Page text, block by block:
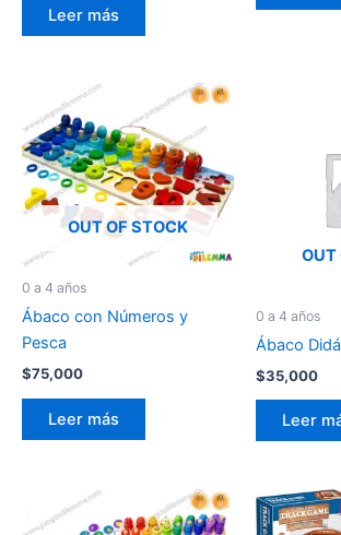
Leer más
OUT OF STOCK
0 a 4 años
Ábaco con Números y
Pesca
$75,000
Leer más
OUT
0 a 4 años
Ábaco
$35,000
Leer